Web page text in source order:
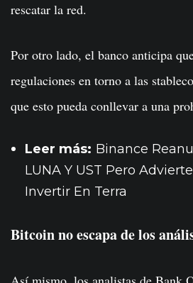
rescatar la red.
Por otro lado, el banco anticipa
regulaciones en torno a las
que esto pueda conllevar a una
Leer más: Binance
LUNA Y UST Pero
Invertir En Terra
Bitcoin no escapa de los